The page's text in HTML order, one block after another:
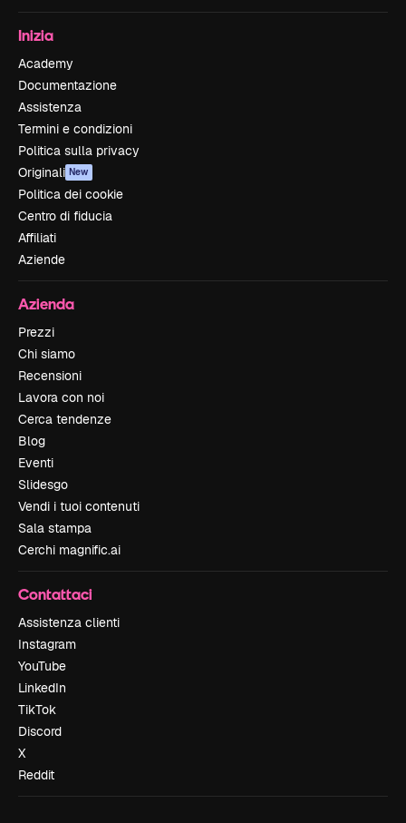
Inizia
Academy
Documentazione
Assistenza
Termini e condizioni
Politica sulla privacy
Originali New
Politica dei cookie
Centro di fiducia
Affiliati
Aziende
Azienda
Prezzi
Chi siamo
Recensioni
Lavora con noi
Cerca tendenze
Blog
Eventi
Slidesgo
Vendi i tuoi contenuti
Sala stampa
Cerchi magnific.ai
Contattaci
Assistenza clienti
Instagram
YouTube
LinkedIn
TikTok
Discord
X
Reddit